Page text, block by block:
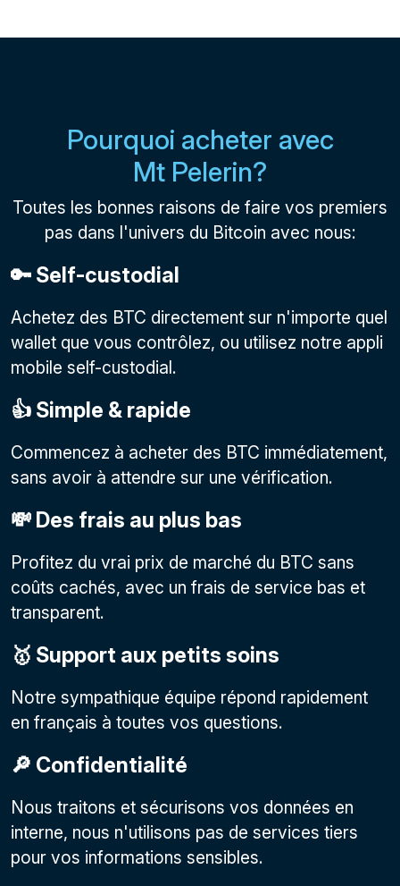
Pourquoi acheter avec
Mt Pelerin?
Toutes les bonnes raisons de faire vos premiers
pas dans l'univers du Bitcoin avec nous:
🔑 Self-custodial
Achetez des BTC directement sur n'importe quel
wallet que vous contrôlez, ou utilisez notre appli
mobile self-custodial.
👍 Simple & rapide
Commencez à acheter des BTC immédiatement,
sans avoir à attendre sur une vérification.
💸 Des frais au plus bas
Profitez du vrai prix de marché du BTC sans
coûts cachés, avec un frais de service bas et
transparent.
🥇 Support aux petits soins
Notre sympathique équipe répond rapidement
en français à toutes vos questions.
🔎 Confidentialité
Nous traitons et sécurisons vos données en
interne, nous n'utilisons pas de services tiers
pour vos informations sensibles.